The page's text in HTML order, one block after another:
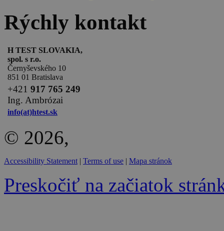
Rýchly kontakt
H TEST SLOVAKIA,
spol. s r.o.
Černyševského 10
851 01 Bratislava
+421 917 765 249
Ing. Ambrózai
info(at)htest.sk
© 2026,
Accessibility Statement | Terms of use | Mapa stránok
Preskočiť na začiatok